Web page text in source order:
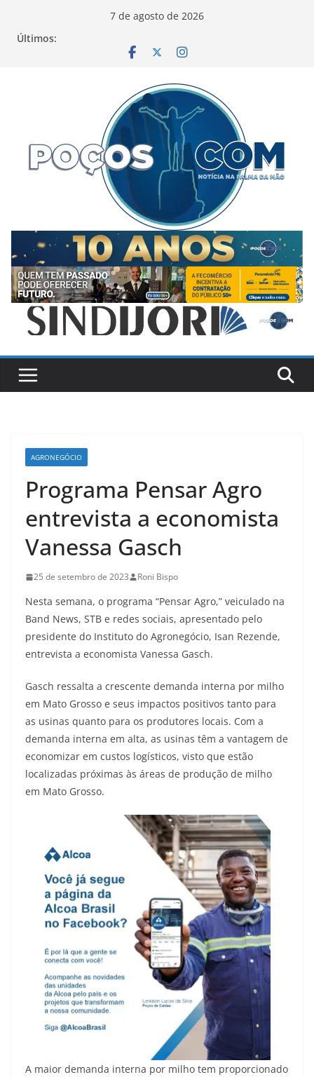
7 de agosto de 2026
Últimos:
AGRONEGÓCIO
Programa Pensar Agro
entrevista a economista
Vanessa Gasch
25 de setembro de 2023 Roni Bispo
Nesta semana, o programa “Pensar Agro,” veiculado na
Band News, STB e redes sociais, apresentado pelo
presidente do Instituto do Agronegócio, Isan Rezende,
entrevista a economista Vanessa Gasch.
Gasch ressalta a crescente demanda interna por milho
em Mato Grosso e seus impactos positivos tanto para
as usinas quanto para os produtores locais. Com a
demanda interna em alta, as usinas têm a vantagem de
economizar em custos logísticos, visto que estão
localizadas próximas às áreas de produção de milho
em Mato Grosso.
A maior demanda interna por milho tem proporcionado